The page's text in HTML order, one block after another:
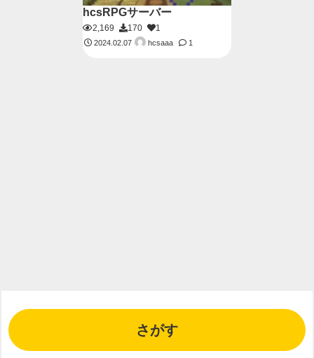
hcsRPGサーバー
2,169 170 1
2024.02.07 hcsaaa 1
さがす